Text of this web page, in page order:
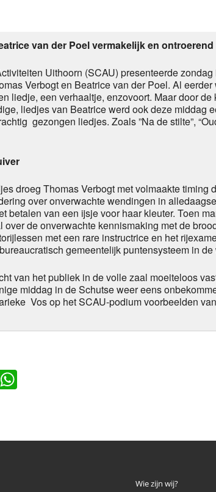
van der Poel vermakelijk en ontroerend
Uithoorn (SCAU) presenteerde
Verbogt en Beatrice van der Poel. Al
liedje, een verhaaltje, enzovoort. Maar door
liedjes van Beatrice werd ook deze middag
gezongen liedjes. Zoals ”Na de stilte”,
droeg Thomas Verbogt met volmaakte
over onverwachte wendingen in
betalen van een ijsje voor haar kleuter. Toen
over de onverwachte kennismaking met de
met een rare instructrice en het
gemeentelijk puntensysteem in
van het publiek in de volle zaal moeiteloos
middag in de Schutse weer eens
Vos op het SCAU-podium voorbeelden
Wie zijn wij?